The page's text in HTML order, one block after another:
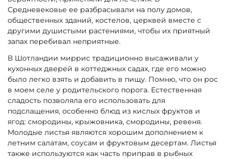
Средневековье ее разбрасывали на полу домов,
общественных зданий, костелов, церквей вместе с
другими душистыми растениями, чтобы их приятный
запах перебивал неприятные.
В Шотландии миррис традиционно высаживали у
кухонных дверей в коттеджных садах, где его можно
было легко взять и добавить в пищу. Помню, что он рос
в моем селе у родительского порога. Естественная
сладость позволяла его использовать для
подслащения, особенно блюд из кислых фруктов и
ягод: смородины, крыжовника, смородины, ревеня.
Молодые листья являются хорошим дополнением к
летним салатам, соусам и фруктовым десертам. Листья
также используются как часть приправ в рыбных